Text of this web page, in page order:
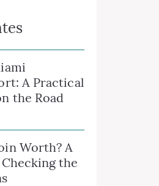
A Practical
the Road
Worth? A
the